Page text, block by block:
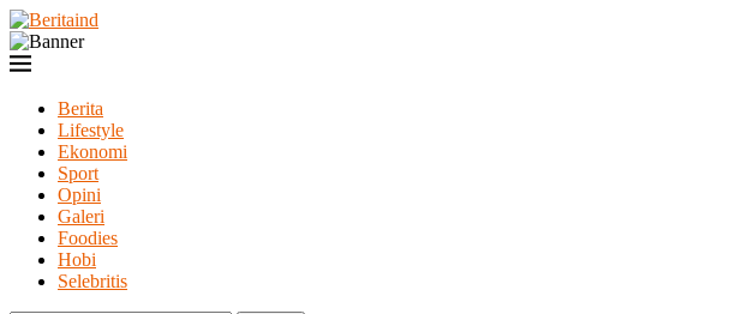
Berita
Lifestyle
Ekonomi
Sport
Opini
Galeri
Foodies
Hobi
Selebritis